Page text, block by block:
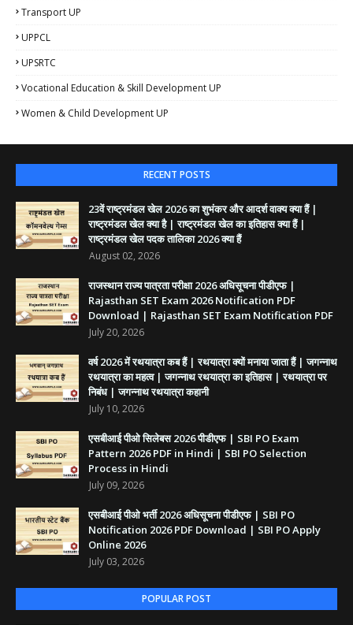
Transport UP
UPPCL
UPSRTC
Vocational Education & Skill Development UP
Women & Child Development UP
RECENT POSTS
23वें राष्ट्रमंडल खेल 2026 का शुभंकर और आदर्श वाक्य क्या हैं |
राष्ट्रमंडल खेल क्या है | राष्ट्रमंडल खेल का इतिहास क्या हैं |
राष्ट्रमंडल खेल पदक तालिका 2026 क्या हैं
August 02, 2026
राजस्थान राज्य पात्रता परीक्षा 2026 अधिसूचना पीडीएफ |
Rajasthan SET Exam 2026 Notification PDF
Download | Rajasthan SET Exam Notification PDF
July 20, 2026
वर्ष 2026 में रथयात्रा कब हैं | रथयात्रा क्यों मनाया जाता हैं | जगन्नाथ
रथयात्रा का महत्व | जगन्नाथ रथयात्रा का इतिहास | रथयात्रा पर
निबंध | जगन्नाथ रथयात्रा कहानी
July 10, 2026
एसबीआई पीओ सिलेबस 2026 पीडीएफ | SBI PO Exam
Pattern 2026 PDF in Hindi | SBI PO Selection
Process in Hindi
July 09, 2026
एसबीआई पीओ भर्ती 2026 अधिसूचना पीडीएफ | SBI PO
Notification 2026 PDF Download | SBI PO Apply
Online 2026
July 03, 2026
POPULAR POST